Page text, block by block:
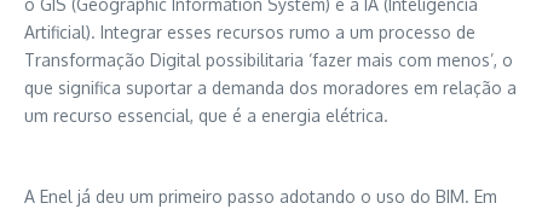
o GIS (Geographic Information System) e a IA (Inteligência
Artificial). Integrar esses recursos rumo a um processo de
Transformação Digital possibilitaria ‘fazer mais com menos’, o
que significa suportar a demanda dos moradores em relação a
um recurso essencial, que é a energia elétrica.
A Enel já deu um primeiro passo adotando o uso do BIM. Em